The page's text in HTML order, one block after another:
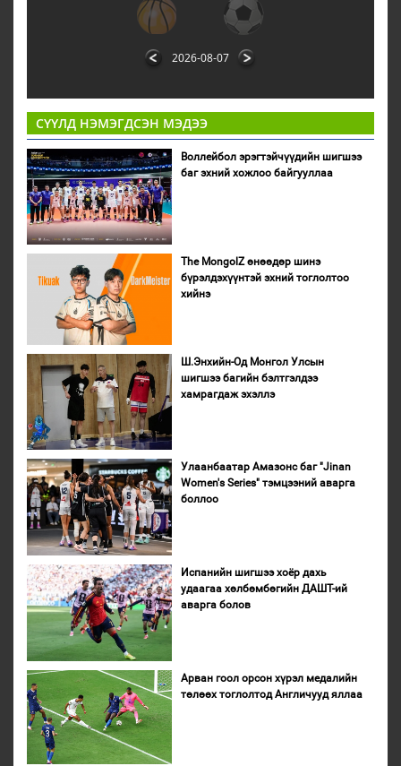
2026-08-07
СҮҮЛД НЭМЭГДСЭН МЭДЭЭ
Воллейбол эрэгтэйчүүдийн шигшээ
баг эхний хожлоо байгууллаа
The MongolZ өнөөдөр шинэ
бүрэлдэхүүнтэй эхний тоглолтоо
хийнэ
Ш.Энхийн-Од Монгол Улсын
шигшээ багийн бэлтгэлдээ
хамрагдаж эхэллэ
Улаанбаатар Амазонс баг "Jinan
Women's Series" тэмцээний аварга
боллоо
Испанийн шигшээ хоёр дахь
удаагаа хөлбөмбөгийн ДАШТ-ий
аварга болов
Арван гоол орсон хүрэл медалийн
төлөөх тоглолтод Англичууд яллаа